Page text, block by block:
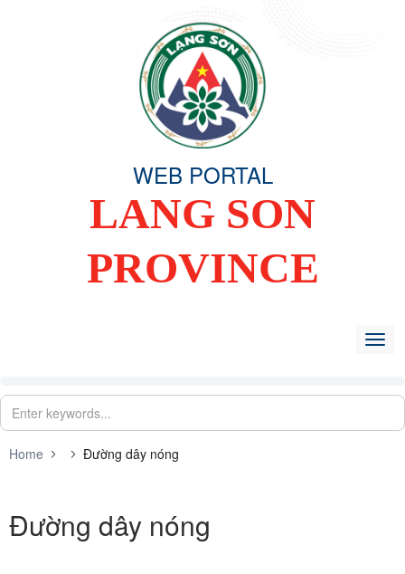
WEB PORTAL
LANG SON
PROVINCE
TIN TỨC
Home Đường dây nóng
Đường dây nóng